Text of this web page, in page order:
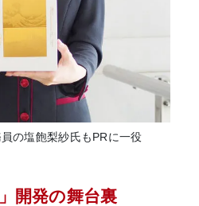
の塩飽梨紗氏もPRに一役
開発の舞台裏